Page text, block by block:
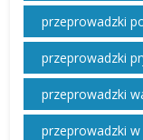
przeprowadzki
przeprowadzki
przeprowadzki
przeprowadzki w